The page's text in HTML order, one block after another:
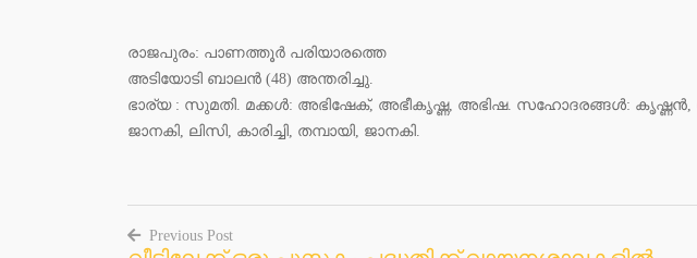
രാജപുരം: പാണത്തൂർ പരിയാരത്തെ
അടിയോടി ബാലൻ (48) അന്തരിച്ചു.
ഭാര്യ : സുമതി. മക്കൾ: അഭിഷേക്, അഭീകൃഷ്ണ, അഭിഷ. സഹോദരങ്ങൾ: കൃഷ്ണൻ,
ജാനകി, ലിസി, കാരിച്ചി, തമ്പായി, ജാനകി.
Previous Post